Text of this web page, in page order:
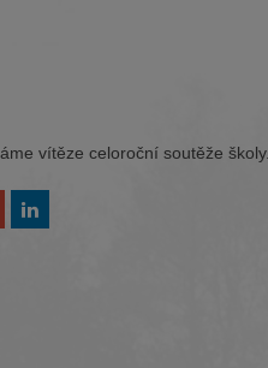
vítěze celoroční soutěže školy.